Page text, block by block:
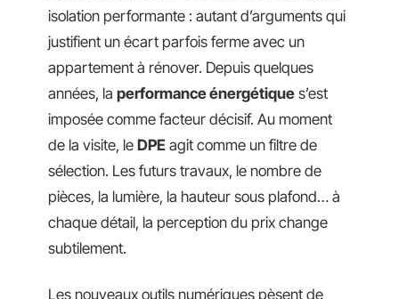
isolation performante : autant d’arguments qui
justifient un écart parfois ferme avec un
appartement à rénover. Depuis quelques
années, la performance énergétique s’est
imposée comme facteur décisif. Au moment
de la visite, le DPE agit comme un filtre de
sélection. Les futurs travaux, le nombre de
pièces, la lumière, la hauteur sous plafond… à
chaque détail, la perception du prix change
subtilement.
Les nouveaux outils numériques pèsent de